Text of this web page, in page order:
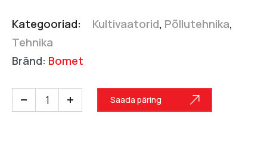
Kategooriad: Kultivaatorid, Põllutehnika,
Tehnika
Bränd: Bomet
Saada päring